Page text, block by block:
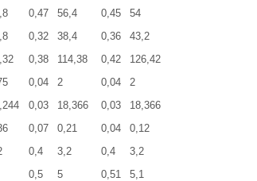
0,47 56,4 0,45
54
0,32 38,4 0,36
43,2
0,38 114,38 0,42
126,42
0,04 2 0,04
2
0,03 18,366 0,03
18,366
0,07 0,21 0,04
0,12
0,4 3,2 0,4
3,2
0,5 5 0,51
5,1